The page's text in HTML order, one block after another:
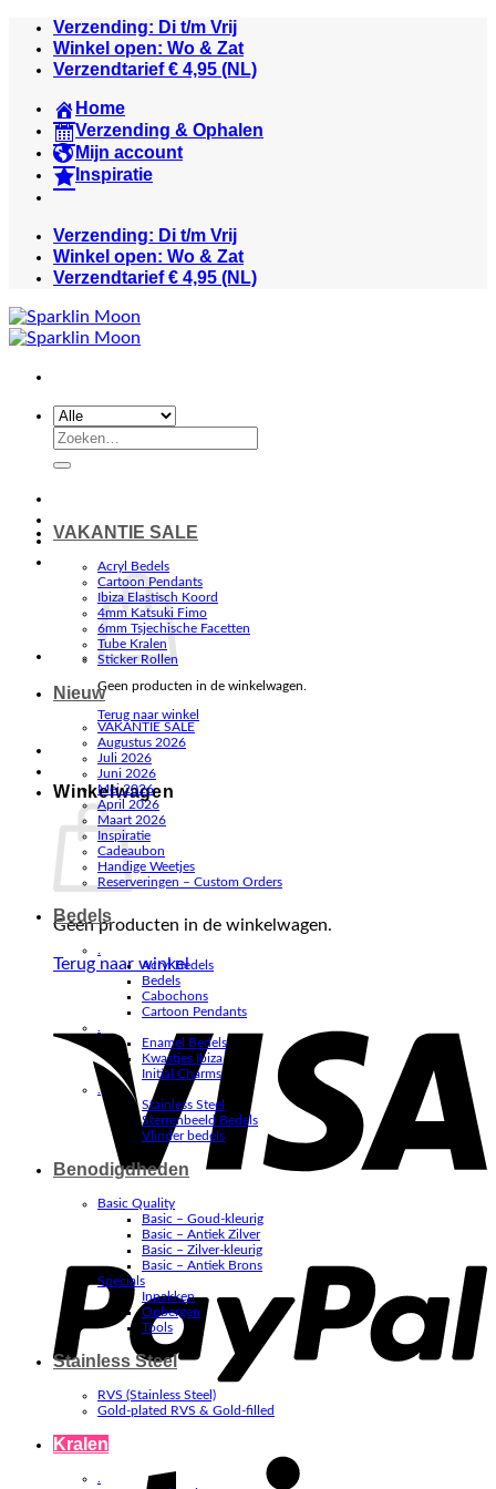
naar
inhoud
Verzending: Di t/m Vrij
Winkel open: Wo & Zat
Verzendtarief € 4,95 (NL)
Home
Verzending & Ophalen
Mijn account
Inspiratie
Verzending: Di t/m Vrij
Winkel open: Wo & Zat
Verzendtarief € 4,95 (NL)
Zoeken
Geen producten in de winkelwagen.
Terug naar winkel
Winkelwagen
Geen producten in de winkelwagen.
Terug naar winkel
VAKANTIE SALE
Acryl Bedels
Cartoon Pendants
Ibiza Elastisch Koord
4mm Katsuki Fimo
6mm Tsjechische Facetten
Tube Kralen
Sticker Rollen
Nieuw
VAKANTIE SALE
Augustus 2026
Juli 2026
Juni 2026
Mei 2026
April 2026
Maart 2026
Inspiratie
Cadeaubon
Handige Weetjes
Reserveringen – Custom Orders
Bedels
.
Acryl Bedels
Bedels
Cabochons
Cartoon Pendants
.
Enamel Bedels
Kwastjes Ibiza
Initial Charms
.
Stainless Steel
Sterrenbeeld Bedels
Vlinder bedels
Benodigdheden
Basic Quality
Basic – Goud-kleurig
Basic – Antiek Zilver
Basic – Zilver-kleurig
Basic – Antiek Brons
Specials
Inpakken
Opbergen
Tools
Stainless Steel
RVS (Stainless Steel)
Gold-plated RVS & Gold-filled
Kralen
.